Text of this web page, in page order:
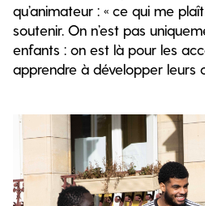
qu’animateur : « ce qui me
soutenir. On n’est pas
enfants : on est là pour les
apprendre à développer leurs